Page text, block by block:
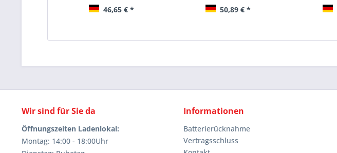
46,65 € *
50,89 € *
Wir sind für Sie da
Öffnungszeiten Ladenlokal:
Montag: 14:00 - 18:00Uhr
Informationen
Batterierücknahme
Vertragsschluss